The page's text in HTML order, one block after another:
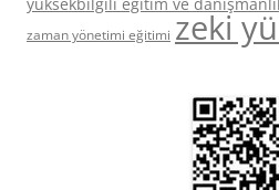
yüksekbilgili eğitim ve
zaman yönetimi eğitimi zeki